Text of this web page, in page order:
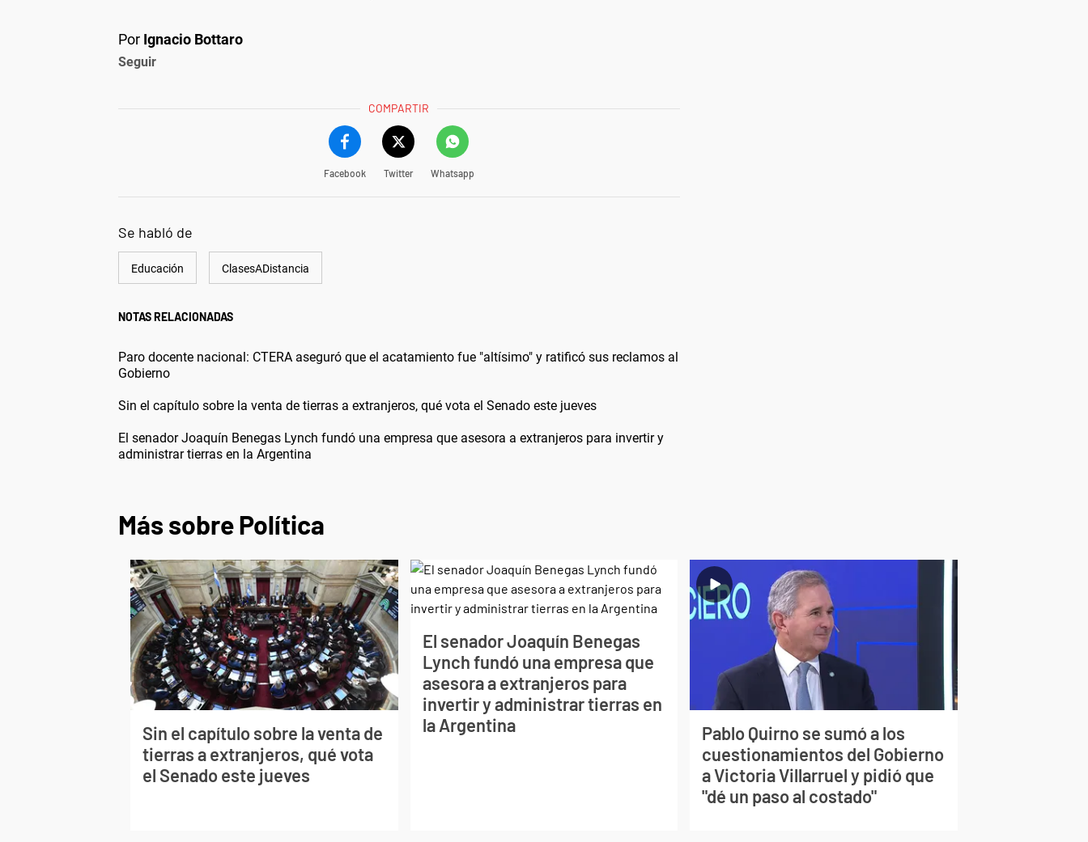
Por Ignacio Bottaro
Seguir
COMPARTIR
Facebook Twitter Whatsapp
Se habló de
Educación ClasesADistancia
NOTAS RELACIONADAS
Paro docente nacional: CTERA aseguró que el acatamiento fue "altísimo" y ratificó sus reclamos al
Gobierno
Sin el capítulo sobre la venta de tierras a extranjeros, qué vota el Senado este jueves
El senador Joaquín Benegas Lynch fundó una empresa que asesora a extranjeros para invertir y
administrar tierras en la Argentina
Más sobre Política
Sin el capítulo sobre la venta de
tierras a extranjeros, qué vota
el Senado este jueves
El senador Joaquín Benegas
Lynch fundó una empresa que
asesora a extranjeros para
invertir y administrar tierras en
la Argentina
Pablo Quirno se sumó a los
cuestionamientos del Gobierno
a Victoria Villarruel y pidió que
"dé un paso al costado"